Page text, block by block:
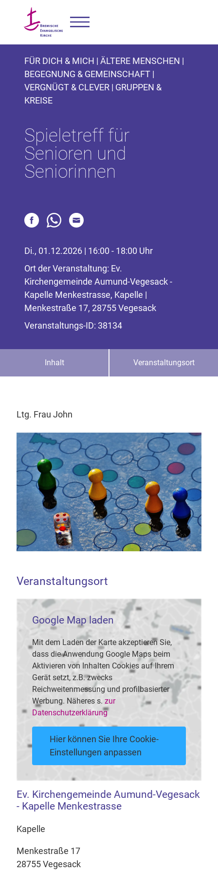
FÜR DICH & MICH | ÄLTERE MENSCHEN |
BEGEGNUNG & GEMEINSCHAFT |
VERGNÜGT & CLEVER | GRUPPEN &
KREISE
Spieletreff für
Senioren und
Seniorinnen
Di., 01.12.2026 | 16:00 - 18:00 Uhr
Ort der Veranstaltung: Ev.
Kirchengemeinde Aumund-Vegesack -
Kapelle Menkestrasse, Kapelle |
Menkestraße 17, 28755 Vegesack
Veranstaltungs-ID: 38134
Inhalt Veranstaltungsort
Ltg. Frau John
Veranstaltungsort
Google Map laden
Mit dem Laden der Karte akzeptieren Sie,
dass die Anwendung Google Maps beim
Aktivieren von Inhalten Cookies auf Ihrem
Gerät setzt, z.B. zwecks
Reichweitenmessung und profilbasierter
Werbung. Näheres s. zur
Datenschutzerklärung
Hier können Sie Ihre Cookie-
Einstellungen anpassen
Ev. Kirchengemeinde Aumund-Vegesack
- Kapelle Menkestrasse
Kapelle
Menkestraße 17
28755 Vegesack